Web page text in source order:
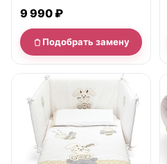
9 990 ₽
Подобрать замену
нет в продаже